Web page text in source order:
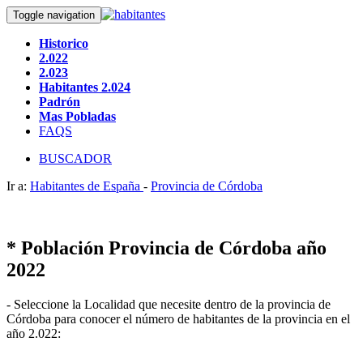
Toggle navigation
Historico
2.022
2.023
Habitantes 2.024
Padrón
Mas Pobladas
FAQS
BUSCADOR
Ir a: Habitantes de España - Provincia de Córdoba
* Población Provincia de Córdoba año
2022
- Seleccione la Localidad que necesite dentro de la provincia de
Córdoba para conocer el número de habitantes de la provincia en el
año 2.022: